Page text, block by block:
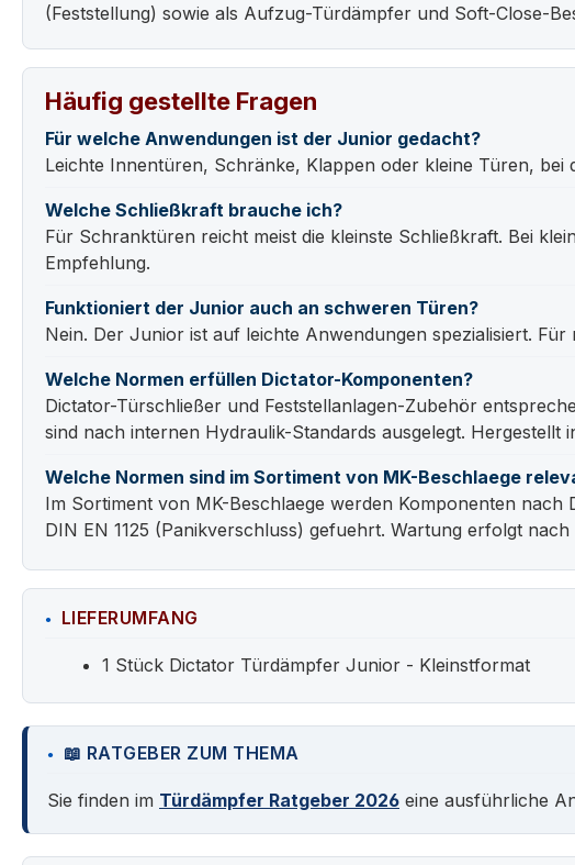
(Feststellung) sowie als Aufzug-Türdämpfer und Soft-Close-
Häufig gestellte Fragen
Für welche Anwendungen ist der Junior gedacht?
Leichte Innentüren, Schränke, Klappen oder kleine Türen,
Welche Schließkraft brauche ich?
Für Schranktüren reicht meist die kleinste Schließkraft. Bei
Empfehlung.
Funktioniert der Junior auch an schweren Türen?
Nein. Der Junior ist auf leichte Anwendungen spezialisiert.
Welche Normen erfüllen Dictator-Komponenten?
Dictator-Türschließer und Feststellanlagen-Zubehör
sind nach internen Hydraulik-Standards ausgelegt. Hergestellt
Welche Normen sind im Sortiment von MK-Beschlaege
Im Sortiment von MK-Beschlaege werden Komponenten nach
DIN EN 1125 (Panikverschluss) gefuehrt. Wartung erfolgt
LIEFERUMFANG
1 Stück Dictator Türdämpfer Junior - Kleinstformat
📖 RATGEBER ZUM THEMA
Sie finden im Türdämpfer Ratgeber 2026 eine ausführliche